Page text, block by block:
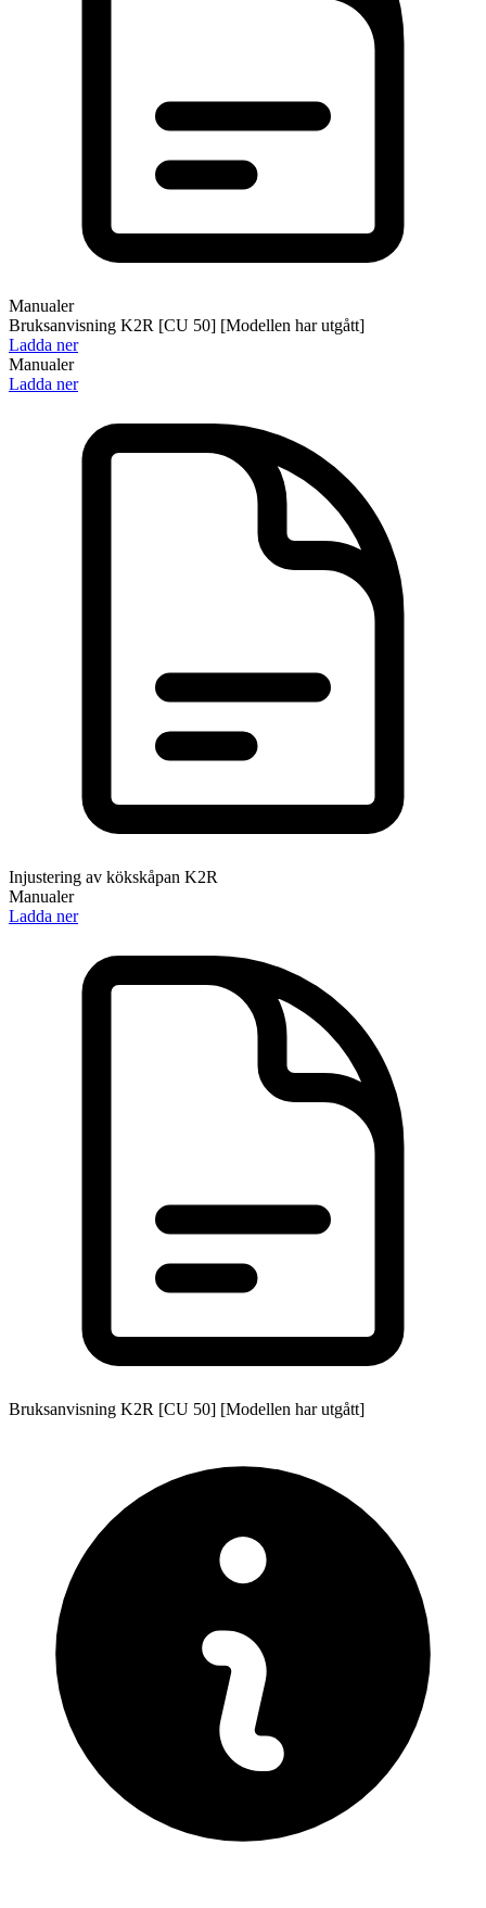
Manualer
Bruksanvisning K2R [CU 50] [Modellen har utgått]
Ladda ner
Manualer
Ladda ner
Injustering av kökskåpan K2R
Manualer
Ladda ner
Bruksanvisning K2R [CU 50] [Modellen har utgått]